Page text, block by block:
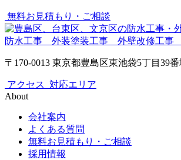
無料お見積もり・ご相談
防水工事 外装塗装工事 外壁改修工事
〒170-0013 東京都豊島区東池袋5丁目39
アクセス 対応エリア
About
会社案内
よくある質問
無料お見積もり・ご相談
採用情報